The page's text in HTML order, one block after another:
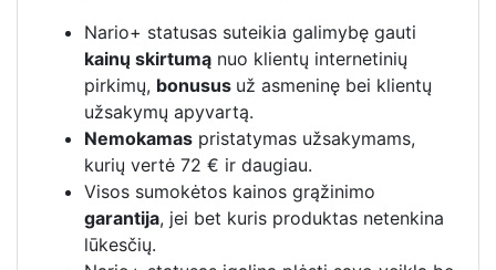
Nario+ statusas suteikia galimybę gauti
kainų skirtumą nuo klientų internetinių
pirkimų, bonusus už asmeninę bei klientų
užsakymų apyvartą.
Nemokamas pristatymas užsakymams,
kurių vertė 72 € ir daugiau.
Visos sumokėtos kainos grąžinimo
garantija, jei bet kuris produktas netenkina
lūkesčių.